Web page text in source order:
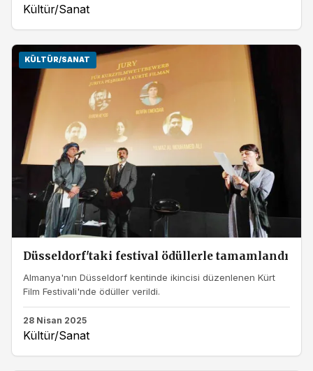
Kültür/Sanat
KÜLTÜR/SANAT
Düsseldorf'taki festival ödüllerle tamamlandı
Almanya'nın Düsseldorf kentinde ikincisi düzenlenen Kürt
Film Festivali'nde ödüller verildi.
28 Nisan 2025
Kültür/Sanat